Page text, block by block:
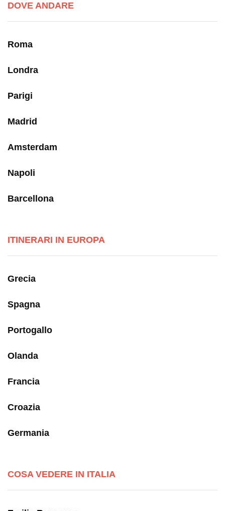
DOVE ANDARE
Roma
Londra
Parigi
Madrid
Amsterdam
Napoli
Barcellona
ITINERARI IN EUROPA
Grecia
Spagna
Portogallo
Olanda
Francia
Croazia
Germania
COSA VEDERE IN ITALIA